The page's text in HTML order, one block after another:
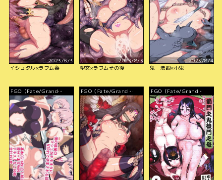
2023/8/3
イシュタル×ラフム姦
2023/8/3
聖女×ラフムその後
2023/8/4
鬼一法眼×小鬼
FGO（Fate/Grand
Order）
FGO（Fate/Grand
Order）
FGO（Fate/Grand
Order）